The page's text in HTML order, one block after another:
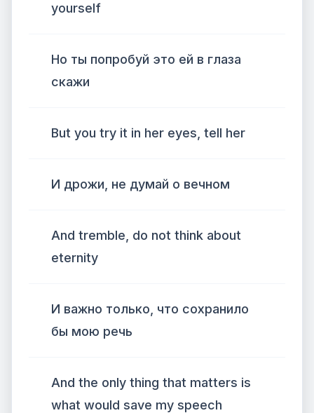
yourself
Но ты попробуй это ей в глаза
скажи
But you try it in her eyes, tell her
И дрожи, не думай о вечном
And tremble, do not think about
eternity
И важно только, что сохранило
бы мою речь
And the only thing that matters is
what would save my speech